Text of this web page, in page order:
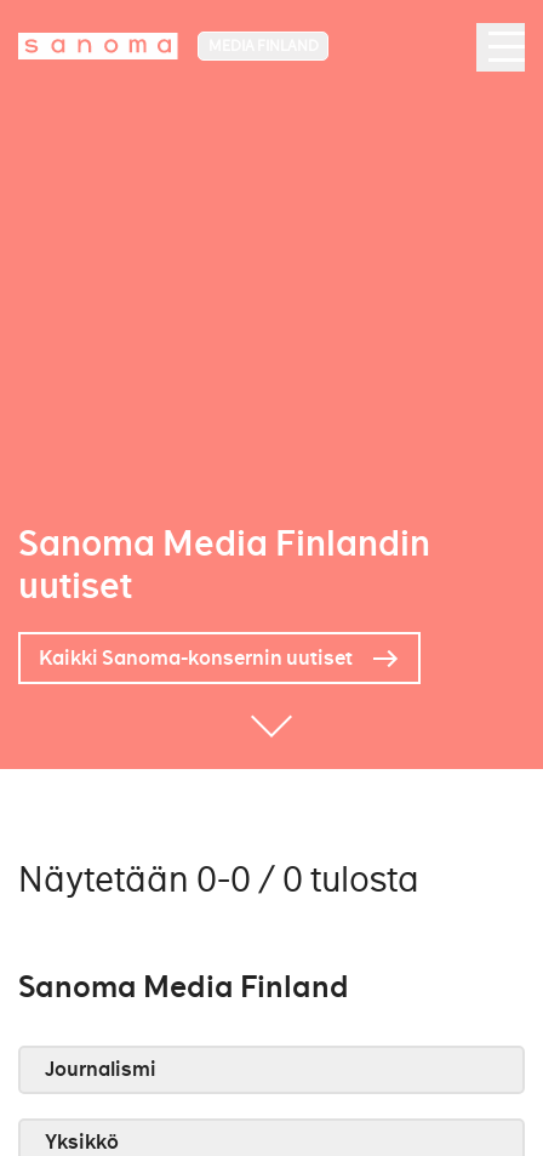
Sanoma Media Finlandin
uutiset
Kaikki Sanoma-konsernin uutiset
Näytetään 0-0 / 0 tulosta
Sanoma Media Finland
Journalismi
Yksikkö